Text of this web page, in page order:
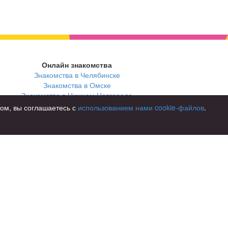
Онлайн знакомства
Знакомства в Челябинске
Знакомства в Омске
Знакомства в Нижнем Новгороде
вы соглашаетесь с использованием нами cookie-файлов.